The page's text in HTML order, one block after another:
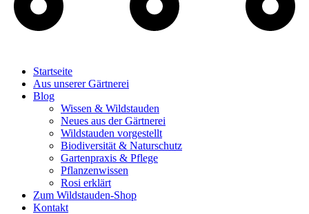
Startseite
Aus unserer Gärtnerei
Blog
Wissen & Wildstauden
Neues aus der Gärtnerei
Wildstauden vorgestellt
Biodiversität & Naturschutz
Gartenpraxis & Pflege
Pflanzenwissen
Rosi erklärt
Zum Wildstauden-Shop
Kontakt